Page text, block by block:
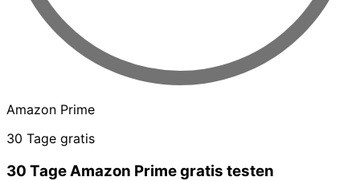
Amazon Prime
30 Tage gratis
30 Tage Amazon Prime gratis testen